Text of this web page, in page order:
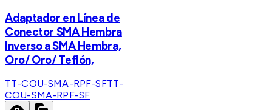
Adaptador en Línea de
Conector SMA Hembra
Inverso a SMA Hembra,
Oro/ Oro/ Teflón,
TT-COU-SMA-RPF-SFTT-
COU-SMA-RPF-SF